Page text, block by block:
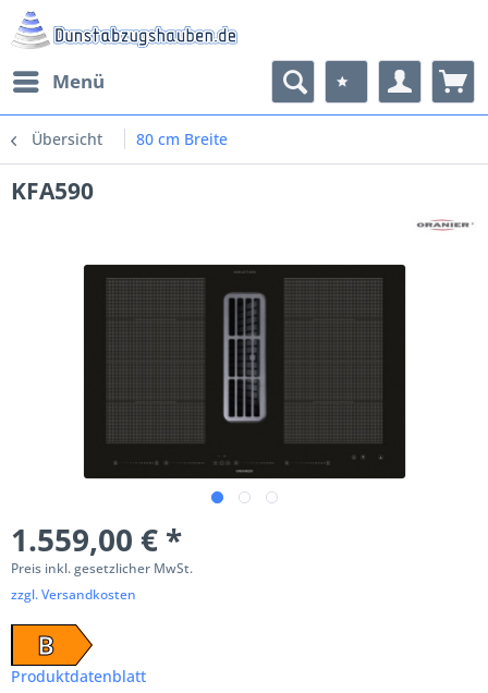
Menü
Übersicht 80 cm Breite
KFA590
1.559,00 € *
Preis inkl. gesetzlicher MwSt.
zzgl. Versandkosten
B
Produktdatenblatt